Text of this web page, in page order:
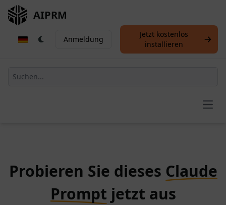
AIPRM
Anmeldung
Jetzt kostenlos
installieren
Probieren Sie dieses Claude
Prompt jetzt aus